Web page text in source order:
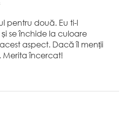
pentru două. Eu ti-l
se închide la culoare
aspect. Dacă îl menții
Merita încercat!